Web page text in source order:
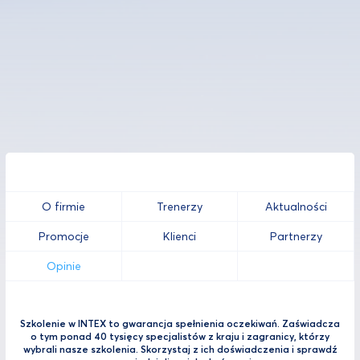
O firmie Trenerzy Aktualności
Promocje Klienci Partnerzy
Opinie
Szkolenie w INTEX to gwarancja spełnienia oczekiwań. Zaświadcza
o tym ponad 40 tysięcy specjalistów z kraju i zagranicy, którzy
wybrali nasze szkolenia. Skorzystaj z ich doświadczenia i sprawdź